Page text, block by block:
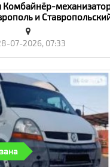
Комбайнёр-
и
ЮФО🌟 - «Работа»
07-2026, 07:33